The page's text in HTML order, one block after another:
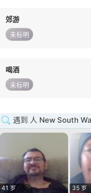
郊游
未标明
喝酒
未标明
遇到 人 New South
41 岁
35 岁